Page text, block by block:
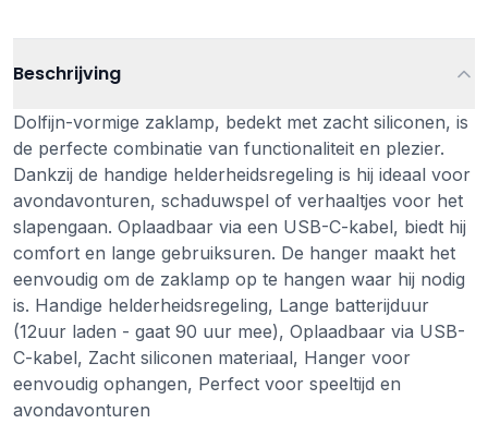
Beschrijving
Dolfijn-vormige zaklamp, bedekt met zacht siliconen, is
de perfecte combinatie van functionaliteit en plezier.
Dankzij de handige helderheidsregeling is hij ideaal voor
avondavonturen, schaduwspel of verhaaltjes voor het
slapengaan. Oplaadbaar via een USB-C-kabel, biedt hij
comfort en lange gebruiksuren. De hanger maakt het
eenvoudig om de zaklamp op te hangen waar hij nodig
is. Handige helderheidsregeling, Lange batterijduur
(12uur laden - gaat 90 uur mee), Oplaadbaar via USB-
C-kabel, Zacht siliconen materiaal, Hanger voor
eenvoudig ophangen, Perfect voor speeltijd en
avondavonturen